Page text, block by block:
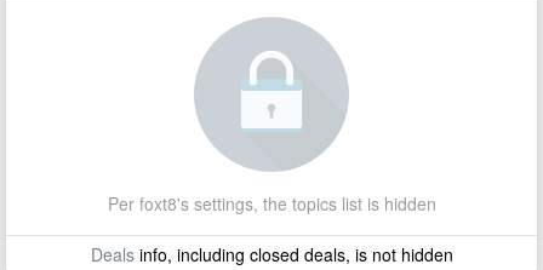
Per foxt8's settings, the topics list is hidden
Dealsinfo, including closed deals, is not hidden